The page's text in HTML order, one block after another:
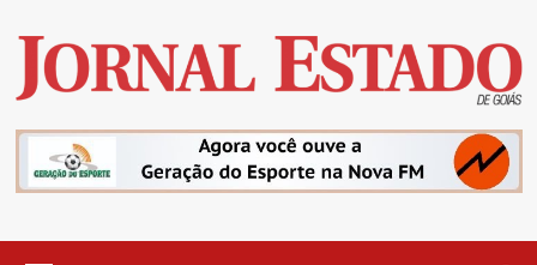
content